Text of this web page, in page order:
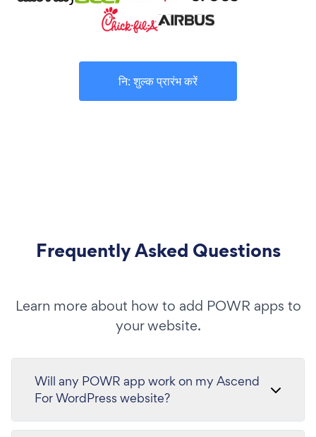
नि: शुल्क प्रारंभ करें
Frequently Asked Questions
Learn more about how to add POWR apps to
your website.
Will any POWR app work on my Ascend
For WordPress website?